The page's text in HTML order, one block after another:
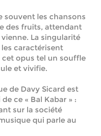
souvent les chansons
des fruits, attendant
La singularité
caractérisent
opus tel un souffle
et vivifie.
de Davy Sicard est
ce « Bal Kabar » :
sur la société
qui parle au